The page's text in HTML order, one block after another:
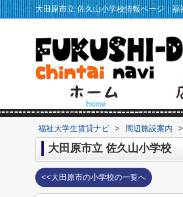
福祉大学生賃貸ナビ > 周辺施設案内 >
大田原市立 佐久山小学校
<<大田原市の小学校の一覧へ